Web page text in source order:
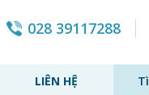
028 39117288
LIÊN HỆ